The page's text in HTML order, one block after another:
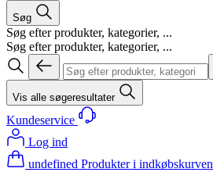
Søg
Søg efter produkter, kategorier, ...
Søg efter produkter, kategorier, ...
Vis alle søgeresultater
Kundeservice
Log ind
undefined Produkter i indkøbskurven